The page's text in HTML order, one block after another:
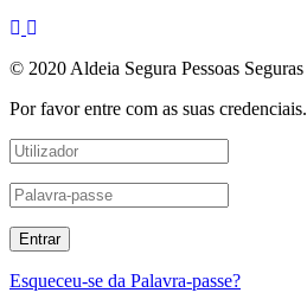
© 2020 Aldeia Segura Pessoas Seguras
Por favor entre com as suas credenciais.
Esqueceu-se da Palavra-passe?